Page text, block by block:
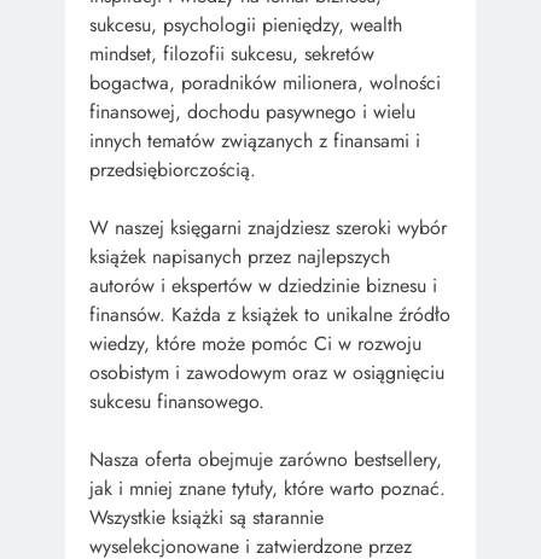
sukcesu, psychologii pieniędzy, wealth
mindset, filozofii sukcesu, sekretów
bogactwa, poradników milionera, wolności
finansowej, dochodu pasywnego i wielu
innych tematów związanych z finansami i
przedsiębiorczością.
W naszej księgarni znajdziesz szeroki wybór
książek napisanych przez najlepszych
autorów i ekspertów w dziedzinie biznesu i
finansów. Każda z książek to unikalne źródło
wiedzy, które może pomóc Ci w rozwoju
osobistym i zawodowym oraz w osiągnięciu
sukcesu finansowego.
Nasza oferta obejmuje zarówno bestsellery,
jak i mniej znane tytuły, które warto poznać.
Wszystkie książki są starannie
wyselekcjonowane i zatwierdzone przez